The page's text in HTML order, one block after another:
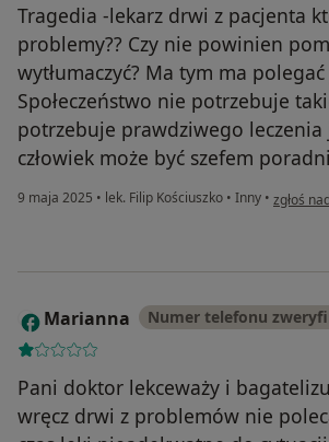
Tragedia -lekarz drwi z pacjenta
problemy?? Czy nie powinien
wytłumaczyć? Ma tym ma
Społeczeństwo nie potrzebuje
potrzebuje prawdziwego leczenia
człowiek może być szefem
9 maja 2025 • lek. Filip Kościuszko • Inny • w opinii
zgłoś
M Marianna Numer telefonu
Pani doktor lekceważy i
wręcz drwi z problemów nie